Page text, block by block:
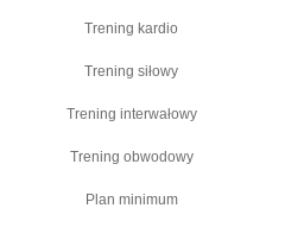
Trening kardio
Trening siłowy
Trening interwałowy
Trening obwodowy
Plan minimum